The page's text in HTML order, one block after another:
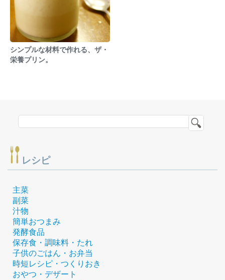
シンプルな材料で作れる、ザ・
栄養プリン。
レシピ
主菜
副菜
汁物
簡単おつまみ
発酵食品
保存食・調味料・たれ
子供のごはん・お弁当
時短レシピ・つくりおき
おやつ・デザート